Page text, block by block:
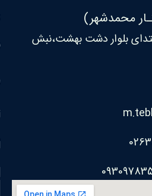
محمدشهر)
بلوار دشت بهشت،نبش